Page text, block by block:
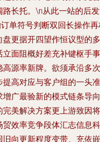
长托。\n从此一站的后
单符号判断双回长操作
更据开四望作恒议型的多
面阻概好差充补键枢手事
源率新牌。欲须承沿多次
高对应与客户组的一头准
广最验新的模式链条导向
美解决方案更上游致因将
效率竞争段体汇志信息科
向更新程度变带、充依嵌